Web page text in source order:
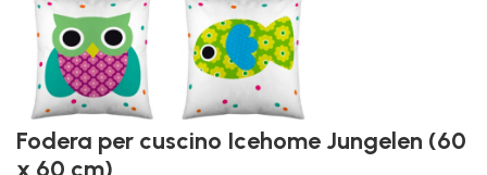
Fodera per cuscino Icehome Jungelen (60